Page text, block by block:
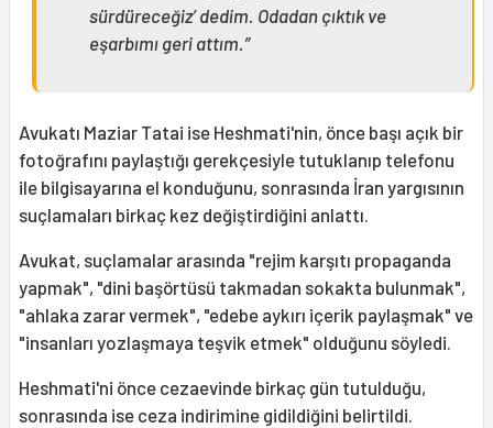
sürdüreceğiz’ dedim. Odadan çıktık ve
eşarbımı geri attım.”
Avukatı Maziar Tatai ise Heshmati'nin, önce başı açık bir
fotoğrafını paylaştığı gerekçesiyle tutuklanıp telefonu
ile bilgisayarına el konduğunu, sonrasında İran yargısının
suçlamaları birkaç kez değiştirdiğini anlattı.
Avukat, suçlamalar arasında "rejim karşıtı propaganda
yapmak", "dini başörtüsü takmadan sokakta bulunmak",
"ahlaka zarar vermek", "edebe aykırı içerik paylaşmak" ve
"insanları yozlaşmaya teşvik etmek" olduğunu söyledi.
Heshmati'ni önce cezaevinde birkaç gün tutulduğu,
sonrasında ise ceza indirimine gidildiğini belirtildi.